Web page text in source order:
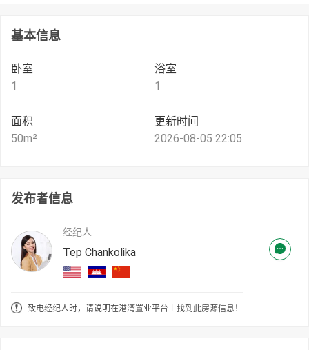
基本信息
卧室
1
浴室
1
面积
50m²
更新时间
2026-08-05 22:05
发布者信息
经纪人
Tep Chankolika
致电经纪人时，请说明在港湾置业平台上找到此房源信息！